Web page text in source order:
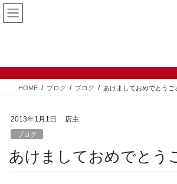
コ
ン
へ
ス
ナ
ビ
ョ
ン
HOME ブログ ブログ あけましておめでとうご
2013年1月1日 店主
ブログ
あけましておめでとう